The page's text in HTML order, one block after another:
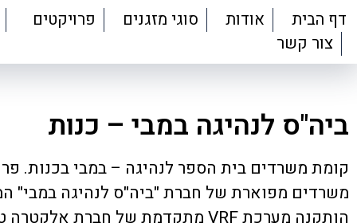
דף הבית אודות סוגי מזגנים
פרויקטים
צור קשר
ביה"ס לנהיגה במבי – כנות
קומת משרדים בית הספר לנהיגה – במבי בכנות.
משרדים מפוארת של חברת "ביה"ס לנהיגה במבי"